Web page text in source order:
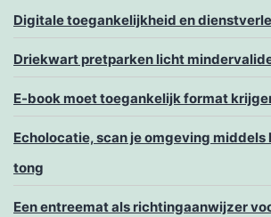
Digitale toegankelijkheid en
Driekwart pretparken licht
E-book moet toegankelijk format
Echolocatie, scan je omgeving middels
tong
Een entreemat als richtingaanwijzer